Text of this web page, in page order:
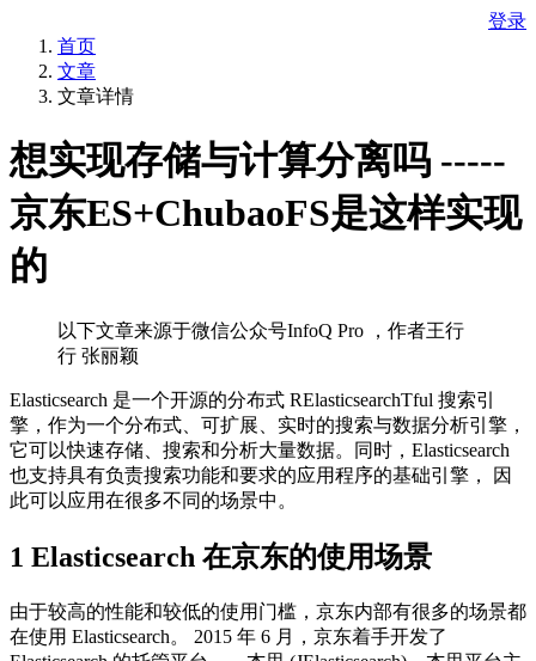
登录
首页
文章
文章详情
想实现存储与计算分离吗 -----
京东ES+ChubaoFS是这样实现
的
以下文章来源于微信公众号InfoQ Pro ，作者王行
行 张丽颖
Elasticsearch 是一个开源的分布式 RElasticsearchTful 搜索引
擎，作为一个分布式、可扩展、实时的搜索与数据分析引擎，
它可以快速存储、搜索和分析大量数据。同时，Elasticsearch
也支持具有负责搜索功能和要求的应用程序的基础引擎， 因
此可以应用在很多不同的场景中。
1 Elasticsearch 在京东的使用场景
由于较高的性能和较低的使用门槛，京东内部有很多的场景都
在使用 Elasticsearch。 2015 年 6 月，京东着手开发了